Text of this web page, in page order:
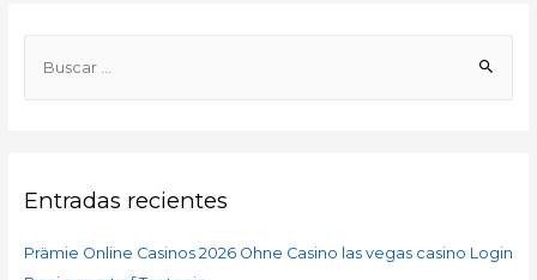
Entradas recientes
Prämie Online Casinos 2026 Ohne Casino las vegas casino Login